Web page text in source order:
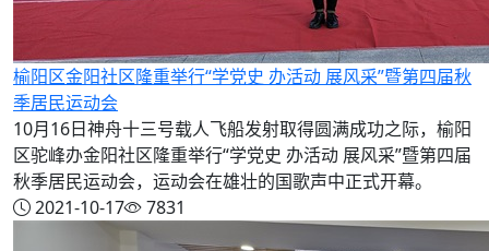
榆阳区金阳社区隆重举行“学党史 办活动 展风采”暨第四届秋
季居民运动会
10月16日神舟十三号载人飞船发射取得圆满成功之际，榆阳
区驼峰办金阳社区隆重举行“学党史 办活动 展风采”暨第四届
秋季居民运动会，运动会在雄壮的国歌声中正式开幕。
2021-10-17
7831